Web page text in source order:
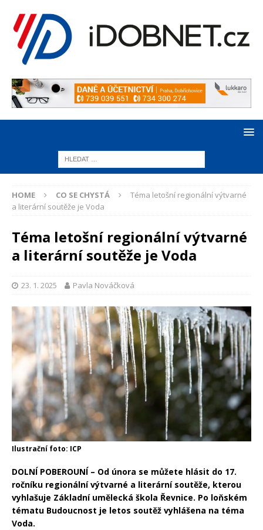
HOME CO SE CHYSTÁ
Téma letošní regionální výtvarné
a literární soutěže je Voda
Téma letošní regionální výtvarné
a literární soutěže je Voda
23. 1. 2025 Pavla Nováčková
Ilustrační foto: ICP
DOLNÍ POBEROUNÍ – Od února se můžete hlásit do 17.
ročníku regionální výtvarné a literární soutěže, kterou
vyhlašuje Základní umělecká škola Řevnice. Po loňském
tématu Budoucnost je letos soutěž vyhlášena na téma
Voda.